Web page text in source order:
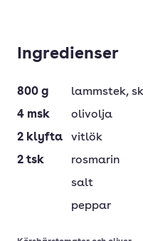
Ingredienser
800 g lammstek,
4 msk
olivolja
2 klyfta
vitlök
2 tsk
rosmarin
salt
peppar